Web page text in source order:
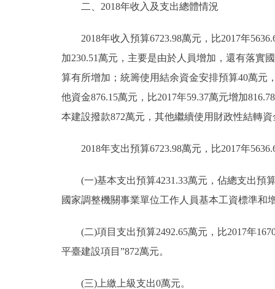
二、2018年收入及支出總體情況
2018年收入預算6723.98萬元，比2017年
加230.51萬元，主要是由於人員增加，還有落實
算有所增加；統籌使用結余資金安排預算40萬元
他資金876.15萬元，比2017年59.37萬元增加
本建設撥款872萬元，其他繼續使用財政性結轉資
2018年支出預算6723.98萬元，比2017年
(一)基本支出預算4231.33萬元，佔總支出預算
國家調整機關事業單位工作人員基本工資標準和
(二)項目支出預算2492.65萬元，比2017年
平臺建設項目”872萬元。
(三)上繳上級支出0萬元。